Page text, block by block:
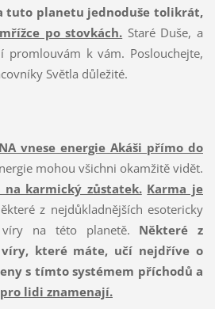
tuto planetu jednoduše tolikrát,
po stovkách. Staré Duše, a
promlouvám k vám. Poslouchejte,
Světla důležité.
vnese energie Akáši přímo do
mohou všichni okamžitě vidět.
karmický zůstatek. Karma je
z nejdůkladnějších esotericky
víry na této planetě. Některé z
víry, které máte, učí nejdříve o
s tímto systémem příchodů a
lidi znamenají.